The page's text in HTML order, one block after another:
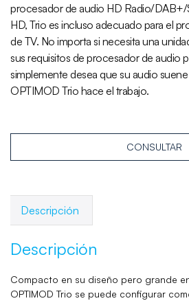
procesador de audio HD Radio/
HD, Trio es incluso adecuado para el
de TV. No importa si necesita una
sus requisitos de procesador de audio
simplemente desea que su audio
OPTIMOD Trio hace el trabajo.
CONSULTAR
Descripción
Descripción
Compacto en su diseño pero grande
OPTIMOD Trio se puede configurar